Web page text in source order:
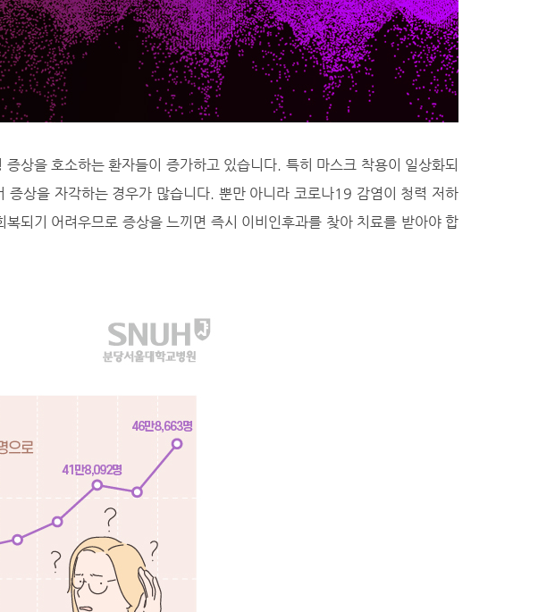
상을 호소하는 환자들이 증가하고 있습니다. 특히 마스크 착용이 일상화되
상을 자각하는 경우가 많습니다. 뿐만 아니라 코로나19 감염이 청력 저하
되기 어려우므로 증상을 느끼면 즉시 이비인후과를 찾아 치료를 받아야 합